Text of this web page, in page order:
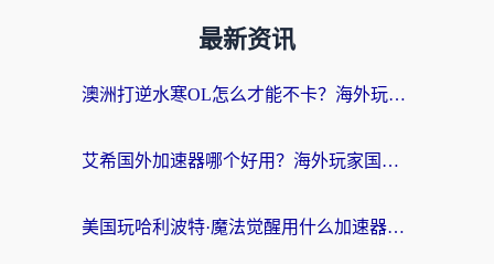
最新资讯
澳洲打逆水寒OL怎么才能不卡？海外玩家国服游戏加速终极指南（附梦幻模拟战地铁跑酷解决办法）
艾希国外加速器哪个好用？海外玩家国服游戏畅玩终极指南（附欧洲玩鸣潮街头篮球实测）
美国玩哈利波特·魔法觉醒用什么加速器？告别延迟的终极指南（含免费QQ炫舞方案+印尼妄想山海秘籍）